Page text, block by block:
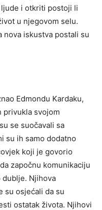
i otkriti postoji li
u njegovom selu.
nova iskustva postali su
Edmondu Kardaku,
privukla svojom
se suočavali sa
su ih samo dodatno
koji je govorio
započnu komunikaciju
dublje. Njihova
su osjećali da su
ostatak života. Njihovi